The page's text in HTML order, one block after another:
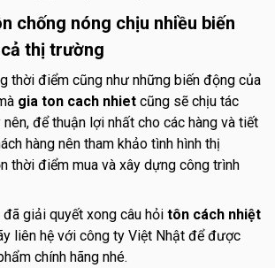
chống nóng chịu nhiều biến
thị trường
thời điểm cũng như những biến động của
gia ton cach nhiet cũng sẽ chịu tác
để thuận lợi nhất cho các hàng và tiết
hàng nên tham khảo tình hình thị
thời điểm mua và xây dựng công trình
đã giải quyết xong câu hỏi tôn cách nhiệt
liên hệ với công ty Việt Nhật để được
chính hãng nhé.